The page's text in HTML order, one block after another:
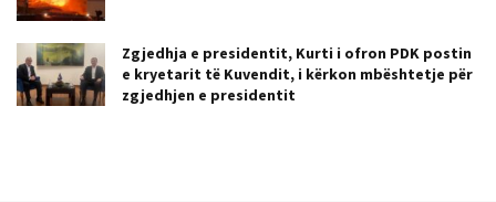
Zgjedhja e presidentit, Kurti i ofron PDK postin
e kryetarit të Kuvendit, i kërkon mbështetje për
zgjedhjen e presidentit